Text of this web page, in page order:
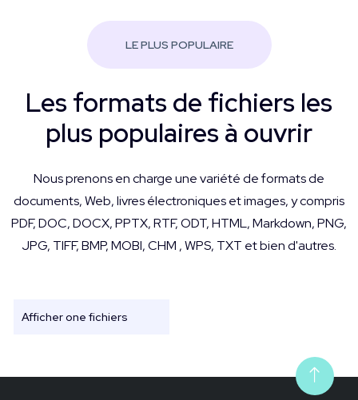
LE PLUS POPULAIRE
Les formats de fichiers les
plus populaires à ouvrir
Nous prenons en charge une variété de formats de
documents, Web, livres électroniques et images, y compris
PDF, DOC, DOCX, PPTX, RTF, ODT, HTML, Markdown, PNG,
JPG, TIFF, BMP, MOBI, CHM , WPS, TXT et bien d'autres.
Afficher one fichiers